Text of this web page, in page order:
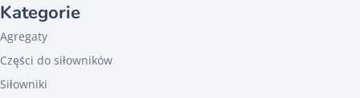
Kategorie
Agregaty
Części do siłowników
Siłowniki